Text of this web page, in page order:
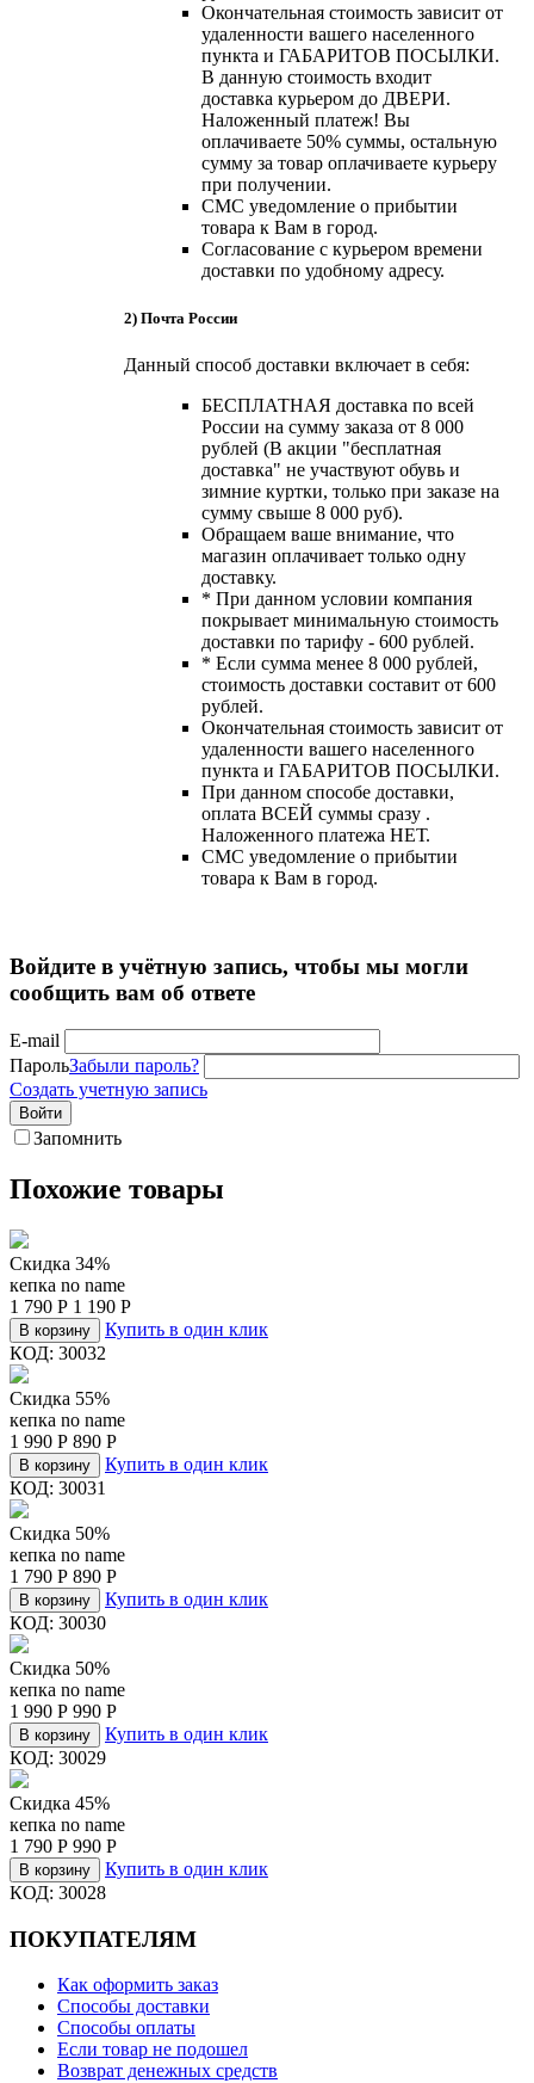
Окончательная стоимость зависит от
удаленности вашего населенного
пункта и ГАБАРИТОВ ПОСЫЛКИ.
В данную стоимость входит
доставка курьером до ДВЕРИ.
Наложенный платеж! Вы
оплачиваете 50% суммы, остальную
сумму за товар оплачиваете курьеру
при получении.
СМС уведомление о прибытии
товара к Вам в город.
Согласование с курьером времени
доставки по удобному адресу.
2) Почта России
Данный способ доставки включает в себя:
БЕСПЛАТНАЯ доставка по всей
России на сумму заказа от 8 000
рублей (В акции "бесплатная
доставка" не участвуют обувь и
зимние куртки, только при заказе на
сумму свыше 8 000 руб).
Обращаем ваше внимание, что
магазин оплачивает только одну
доставку.
* При данном условии компания
покрывает минимальную стоимость
доставки по тарифу - 600 рублей.
* Если сумма менее 8 000 рублей,
стоимость доставки составит от 600
рублей.
Окончательная стоимость зависит от
удаленности вашего населенного
пункта и ГАБАРИТОВ ПОСЫЛКИ.
При данном способе доставки,
оплата ВСЕЙ суммы сразу .
Наложенного платежа НЕТ.
СМС уведомление о прибытии
товара к Вам в город.
Войдите в учётную запись, чтобы мы могли
сообщить вам об ответе
E-mail
ПарольЗабыли пароль?
Создать учетную запись
Войти
Запомнить
Похожие товары
Скидка 34%
кепка no name
1 790 Р 1 190 Р
В корзину
Купить в один клик
КОД: 30032
Скидка 55%
кепка no name
1 990 Р 890 Р
В корзину
Купить в один клик
КОД: 30031
Скидка 50%
кепка no name
1 790 Р 890 Р
В корзину
Купить в один клик
КОД: 30030
Скидка 50%
кепка no name
1 990 Р 990 Р
В корзину
Купить в один клик
КОД: 30029
Скидка 45%
кепка no name
1 790 Р 990 Р
В корзину
Купить в один клик
КОД: 30028
ПОКУПАТЕЛЯМ
Как оформить заказ
Способы доставки
Способы оплаты
Если товар не подошел
Возврат денежных средств